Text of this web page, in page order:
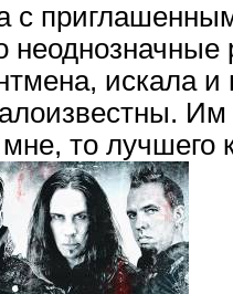
с
неоднозначные
искала
то лучшего